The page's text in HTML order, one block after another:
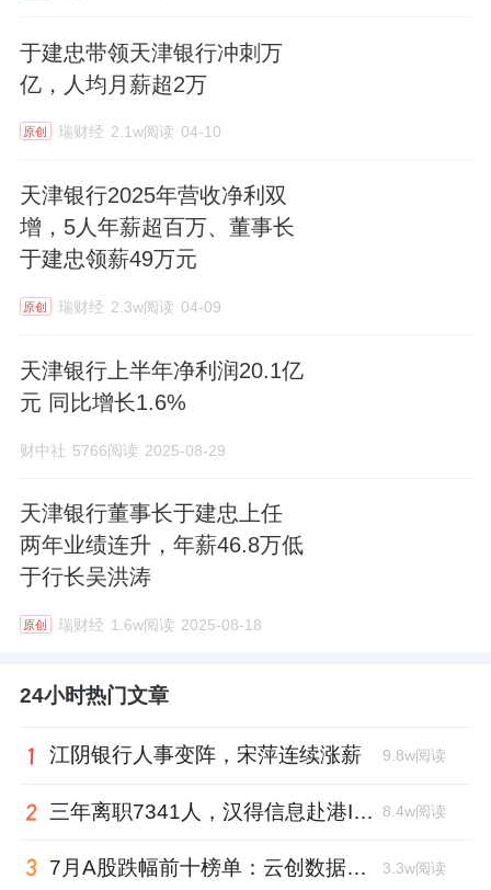
于建忠带领天津银行冲刺万
亿，人均月薪超2万
原创 瑞财经 2.1w阅读 04-10
天津银行2025年营收净利双
增，5人年薪超百万、董事长
于建忠领薪49万元
原创 瑞财经 2.3w阅读 04-09
天津银行上半年净利润20.1亿
元 同比增长1.6%
财中社 5766阅读 2025-08-29
天津银行董事长于建忠上任
两年业绩连升，年薪46.8万低
于行长吴洪涛
原创 瑞财经 1.6w阅读 2025-08-18
24小时热门文章
江阴银行人事变阵，宋萍连续涨薪 9.8w阅读
三年离职7341人，汉得信息赴港IPO前欠缴社保1.55亿元 8.4w阅读
7月A股跌幅前十榜单：云创数据跌88.8%，西安奕材跌去六成市值 3.3w阅读